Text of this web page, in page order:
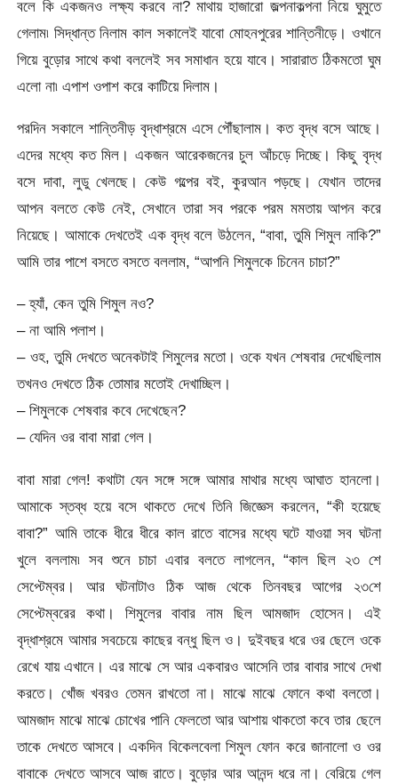
বলে কি একজনও লক্ষ্য করবে না? মাথায় হাজারো জল্পনাকল্পনা নিয়ে ঘুমুতে
গেলাম৷ সিদ্ধান্ত নিলাম কাল সকালেই যাবো মোহনপুরের শান্তিনীড়ে। ওখানে
গিয়ে বুড়োর সাথে কথা বললেই সব সমাধান হয়ে যাবে। সারারাত ঠিকমতো ঘুম
এলো না৷ এপাশ ওপাশ করে কাটিয়ে দিলাম।
পরদিন সকালে শান্তিনীড় বৃদ্ধাশ্রমে এসে পৌঁছালাম। কত বৃদ্ধ বসে আছে।
এদের মধ্যে কত মিল। একজন আরেকজনের চুল আঁচড়ে দিচ্ছে। কিছু বৃদ্ধ
বসে দাবা, লুডু খেলছে। কেউ গল্পের বই, কুরআন পড়ছে। যেখান তাদের
আপন বলতে কেউ নেই, সেখানে তারা সব পরকে পরম মমতায় আপন করে
নিয়েছে। আমাকে দেখতেই এক বৃদ্ধ বলে উঠলেন, “বাবা, তুমি শিমুল নাকি?”
আমি তার পাশে বসতে বসতে বললাম, “আপনি শিমুলকে চিনেন চাচা?”
– হ্যাঁ, কেন তুমি শিমুল নও?
– না আমি পলাশ।
– ওহ, তুমি দেখতে অনেকটাই শিমুলের মতো। ওকে যখন শেষবার দেখেছিলাম
তখনও দেখতে ঠিক তোমার মতোই দেখাচ্ছিল।
– শিমুলকে শেষবার কবে দেখেছেন?
– যেদিন ওর বাবা মারা গেল।
বাবা মারা গেল! কথাটা যেন সঙ্গে সঙ্গে আমার মাথার মধ্যে আঘাত হানলো।
আমাকে স্তব্ধ হয়ে বসে থাকতে দেখে তিনি জিজ্ঞেস করলেন, “কী হয়েছে
বাবা?” আমি তাকে ধীরে ধীরে কাল রাতে বাসের মধ্যে ঘটে যাওয়া সব ঘটনা
খুলে বললাম৷ সব শুনে চাচা এবার বলতে লাগলেন, “কাল ছিল ২৩ শে
সেপ্টেম্বর। আর ঘটনাটাও ঠিক আজ থেকে তিনবছর আগের ২৩শে
সেপ্টেম্বরের কথা। শিমুলের বাবার নাম ছিল আমজাদ হোসেন। এই
বৃদ্ধাশ্রমে আমার সবচেয়ে কাছের বন্ধু ছিল ও। দুইবছর ধরে ওর ছেলে ওকে
রেখে যায় এখানে। এর মাঝে সে আর একবারও আসেনি তার বাবার সাথে দেখা
করতে। খোঁজ খবরও তেমন রাখতো না। মাঝে মাঝে ফোনে কথা বলতো।
আমজাদ মাঝে মাঝে চোখের পানি ফেলতো আর আশায় থাকতো কবে তার ছেলে
তাকে দেখতে আসবে। একদিন বিকেলবেলা শিমুল ফোন করে জানালো ও ওর
বাবাকে দেখতে আসবে আজ রাতে। বুড়োর আর আনন্দ ধরে না। বেরিয়ে গেল